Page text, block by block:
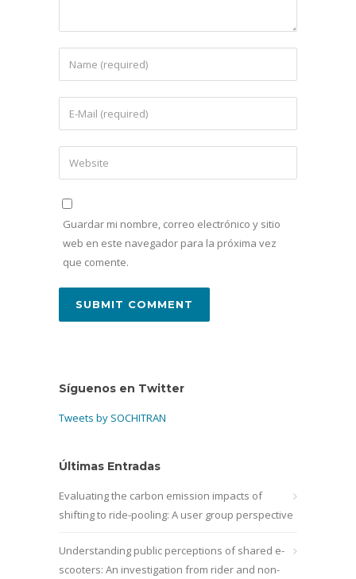
Guardar mi nombre, correo electrónico y sitio
web en este navegador para la próxima vez
que comente.
Síguenos en Twitter
Tweets by SOCHITRAN
Últimas Entradas
Evaluating the carbon emission impacts of
shifting to ride-pooling: A user group perspective
Understanding public perceptions of shared e-
scooters: An investigation from rider and non-